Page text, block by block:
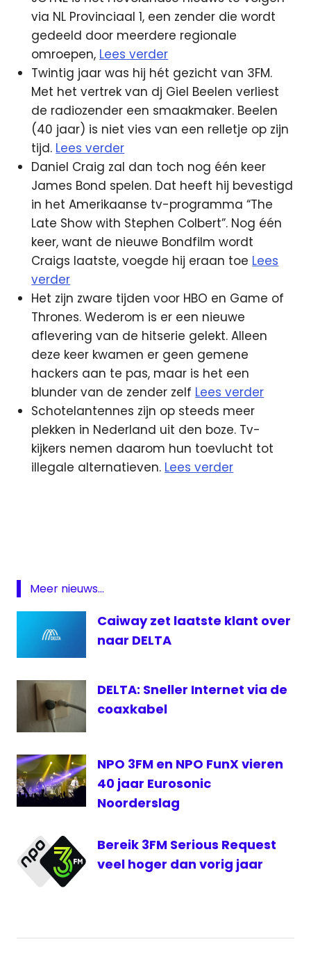
via NL Provinciaal 1, een zender die wordt
gedeeld door meerdere regionale
omroepen, Lees verder
Twintig jaar was hij hét gezicht van 3FM.
Met het vertrek van dj Giel Beelen verliest
de radiozender een smaakmaker. Beelen
(40 jaar) is niet vies van een relletje op zijn
tijd. Lees verder
Daniel Craig zal dan toch nog één keer
James Bond spelen. Dat heeft hij bevestigd
in het Amerikaanse tv-programma “The
Late Show with Stephen Colbert”. Nog één
keer, want de nieuwe Bondfilm wordt
Craigs laatste, voegde hij eraan toe Lees
verder
Het zijn zware tijden voor HBO en Game of
Thrones. Wederom is er een nieuwe
aflevering van de hitserie gelekt. Alleen
deze keer kwamen er geen gemene
hackers aan te pas, maar is het een
blunder van de zender zelf Lees verder
Schotelantennes zijn op steeds meer
plekken in Nederland uit den boze. Tv-
kijkers nemen daarom hun toevlucht tot
illegale alternatieven. Lees verder
HBO
Omroep
Flevoland
Schotelantenne
Mobile
Radio
Meer nieuws...
Caiway zet laatste klant over
naar DELTA
DELTA: Sneller Internet via de
coaxkabel
NPO 3FM en NPO FunX vieren
40 jaar Eurosonic
Noorderslag
Bereik 3FM Serious Request
veel hoger dan vorig jaar